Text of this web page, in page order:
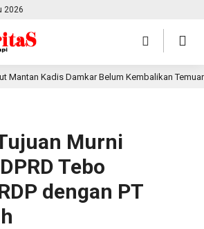
2026
Kadis Damkar Belum Kembalikan Temuan BPK
Murni
Tebo
dengan PT